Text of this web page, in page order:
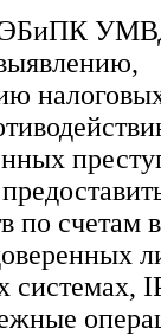
по счетам